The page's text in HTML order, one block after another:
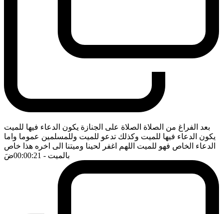
بعد الفراغ من الصلاة الصلاة على الجنازة يكون الدعاء فيها للميت
يكون الدعاء فيها للميت وكذلك تدعو للميت وللمسلمين عموما واما
الدعاء الخاص فهو للميت اللهم اغفر لحينا وميتنا الى اخره هذا خاص
بالميت - 00:00:21 ضَ